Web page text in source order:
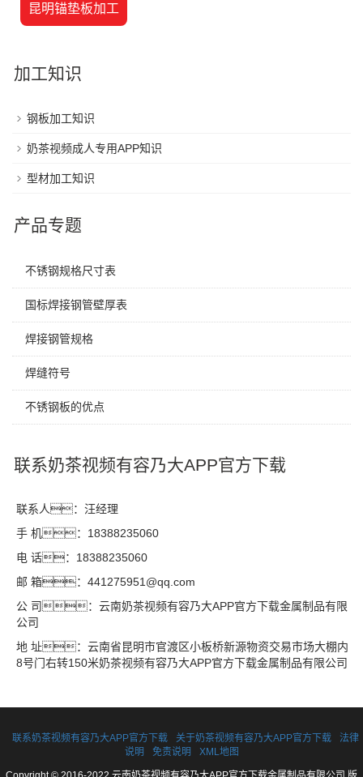
昆明锚垫板加工
加工知识
钢板加工知识
奶茶视频成人专用APP知识
型材加工知识
产品专题
不锈钢规格尺寸表
国标焊接钢管壁厚表
焊接钢管规格
焊缝符号
不锈钢板的优点
联系奶茶视频有容乃大APP官方下载
联系人：汪经理
手 机：18388235060
电 话：18388235060
邮 箱：441275951@qq.com
公 司：云南奶茶视频有容乃大APP官方下载金属制品有限
公司
地 址：云南省昆明市官渡区小板桥新源物资交易市场大棚内
8号门右转150米奶茶视频有容乃大APP官方下载金属制品有限公司
联系奶茶视频有容乃大APP官方下载 关于奶茶视频有容乃大APP官方下载
法律
说明
免责说明 XML地图